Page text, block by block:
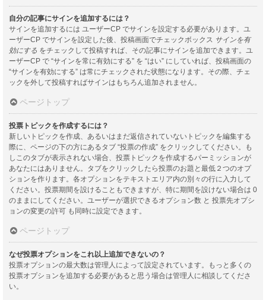
自分の記事にサインを追加するには？
サインを追加するには ユーザーCP でサインを設定する必要があります。ユ
ーザーCP でサインを設定した後、投稿画面でチェックボックス サインを有
効にする をチェックして投稿すれば、その記事にサインを追加できます。ユ
ーザーCP で “サインを常に有効にする” を “はい” にしていれば、投稿画面の
“サインを有効にする” は常にチェックされた状態になります。その際、チェ
ックを外して投稿すればサインはもちろん追加されません。
ページトップ
投票トピックを作成するには？
新しいトピックを作成、あるいはまだ返信されていないトピックを編集する
際に、ページの下の方にあるタブ “投票の作成” をクリックしてください。も
しこのタブが表示されない場合、投票トピックを作成するパーミッションが
あなたにはありません。タブをクリックしたら投票のお題と最低２つのオプ
ションを作ります。各オプションをテキストエリア内の別々の行に入力して
ください。投票期間を設けることもできますが、特に期間を設けない場合は 0
のままにしてください。ユーザーが選択できるオプション数 と 投票先オプシ
ョンの変更の許可 も同時に設定できます。
ページトップ
なぜ投票オプションをこれ以上追加できないの？
投票オプションの最大数は管理人によって設定されています。もっと多くの
投票オプションを追加する必要があると思う場合は管理人に相談してくださ
い。